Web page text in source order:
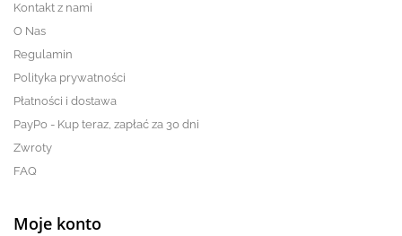
Kontakt z nami
O Nas
Regulamin
Polityka prywatności
Płatności i dostawa
PayPo - Kup teraz, zapłać za 30 dni
Zwroty
FAQ
Moje konto